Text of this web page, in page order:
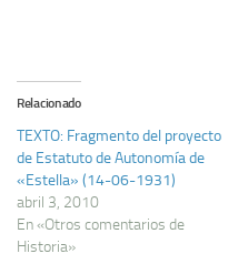
Relacionado
TEXTO: Fragmento del proyecto
de Estatuto de Autonomí­a de
«Estella» (14-06-1931)
abril 3, 2010
En «Otros comentarios de
Historia»